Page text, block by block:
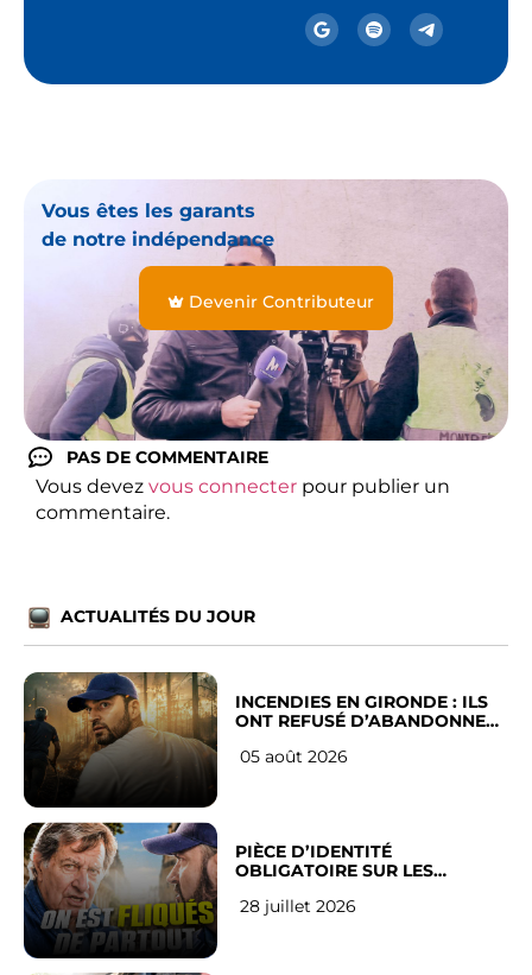
Vous êtes les garants
de notre indépendance
Devenir Contributeur
PAS DE COMMENTAIRE
Vous devez vous connecter pour publier un
commentaire.
ACTUALITÉS DU JOUR
INCENDIES EN GIRONDE : ILS
ONT REFUSÉ D’ABANDONNER
05 août 2026
PIÈCE D’IDENTITÉ
OBLIGATOIRE SUR LES
Français
28 juillet 2026